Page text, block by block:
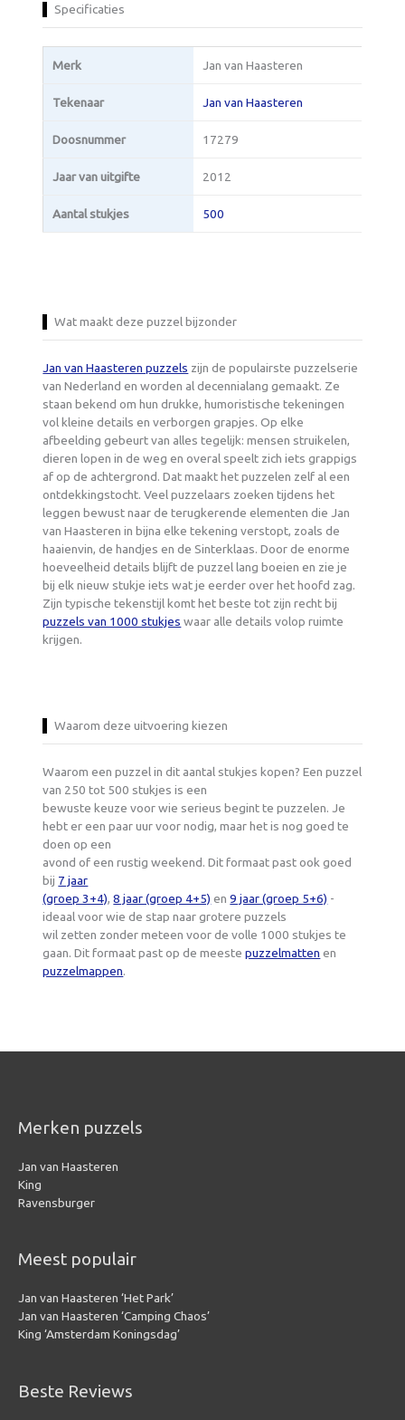
Specificaties
Merk Jan van Haasteren
Tekenaar Jan van Haasteren
Doosnummer 17279
Jaar van uitgifte 2012
Aantal stukjes 500
Wat maakt deze puzzel bijzonder
Jan van Haasteren puzzels zijn de populairste puzzelserie
van Nederland en worden al decennialang gemaakt. Ze
staan bekend om hun drukke, humoristische tekeningen
vol kleine details en verborgen grapjes. Op elke
afbeelding gebeurt van alles tegelijk: mensen struikelen,
dieren lopen in de weg en overal speelt zich iets grappigs
af op de achtergrond. Dat maakt het puzzelen zelf al een
ontdekkingstocht. Veel puzzelaars zoeken tijdens het
leggen bewust naar de terugkerende elementen die Jan
van Haasteren in bijna elke tekening verstopt, zoals de
haaienvin, de handjes en de Sinterklaas. Door de enorme
hoeveelheid details blijft de puzzel lang boeien en zie je
bij elk nieuw stukje iets wat je eerder over het hoofd zag.
Zijn typische tekenstijl komt het beste tot zijn recht bij
puzzels van 1000 stukjes waar alle details volop ruimte
krijgen.
Waarom deze uitvoering kiezen
Waarom een puzzel in dit aantal stukjes kopen? Een puzzel
van 250 tot 500 stukjes is een
bewuste keuze voor wie serieus begint te puzzelen. Je
hebt er een paar uur voor nodig, maar het is nog goed te
doen op een
avond of een rustig weekend. Dit formaat past ook goed
bij 7 jaar
(groep 3+4),8 jaar (groep 4+5) en9 jaar (groep 5+6) -
ideaal voor wie de stap naar grotere puzzels
wil zetten zonder meteen voor de volle 1000 stukjes te
gaan. Dit formaat past op de meestepuzzelmatten en
puzzelmappen.
Merken puzzels
Jan van Haasteren
King
Ravensburger
Meest populair
Jan van Haasteren ‘Het Park’
Jan van Haasteren ‘Camping Chaos’
King ‘Amsterdam Koningsdag’
Beste Reviews